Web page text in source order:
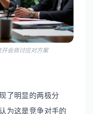
会商讨应对方案
了明显的两极分
为这是竞争对手的